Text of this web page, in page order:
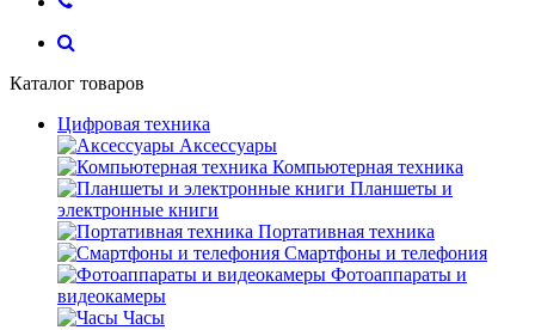
Каталог товаров
Цифровая техника
Аксессуары
Компьютерная техника
Планшеты и
электронные книги
Портативная техника
Смартфоны и телефония
Фотоаппараты и
видеокамеры
Часы